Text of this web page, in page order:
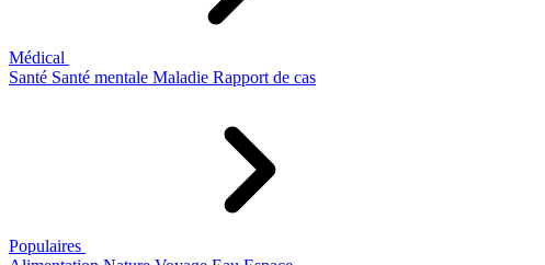
Médical
Santé Santé mentale Maladie Rapport de cas
Populaires